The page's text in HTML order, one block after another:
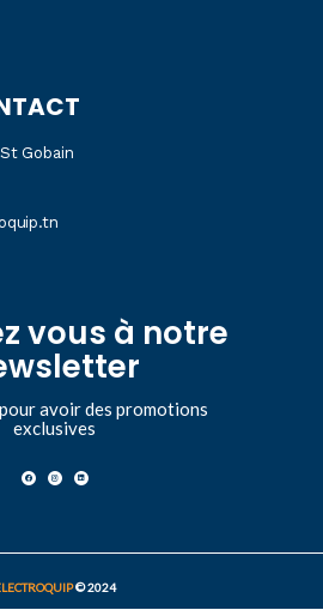
Gobain
vous à notre
avoir des promotions
exclusives
© 2024